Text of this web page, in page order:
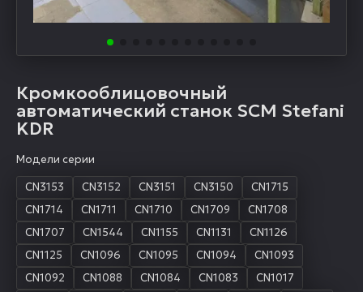
Кромкооблицовочный
автоматический станок SCM Stefani
KDR
Модели серии
CN3153
CN3152 CN3151 CN3150
CN1715
CN1714
CN1711 CN1710 CN1709
CN1708
CN1707
CN1544 CN1155 CN1131
CN1126
CN1125
CN1096 CN1095 CN1094
CN1093
CN1092
CN1088 CN1084 CN1083
CN1017